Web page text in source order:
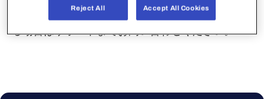
る場合はサポートまでお問い合わせください。
Reject All Accept All Cookies